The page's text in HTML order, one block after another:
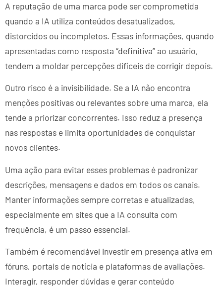
A reputação de uma marca pode ser comprometida
quando a IA utiliza conteúdos desatualizados,
distorcidos ou incompletos. Essas informações, quando
apresentadas como resposta “definitiva” ao usuário,
tendem a moldar percepções difíceis de corrigir depois.
Outro risco é a invisibilidade. Se a IA não encontra
menções positivas ou relevantes sobre uma marca, ela
tende a priorizar concorrentes. Isso reduz a presença
nas respostas e limita oportunidades de conquistar
novos clientes.
Uma ação para evitar esses problemas é padronizar
descrições, mensagens e dados em todos os canais.
Manter informações sempre corretas e atualizadas,
especialmente em sites que a IA consulta com
frequência, é um passo essencial.
Também é recomendável investir em presença ativa em
fóruns, portais de notícia e plataformas de avaliações.
Interagir, responder dúvidas e gerar conteúdo